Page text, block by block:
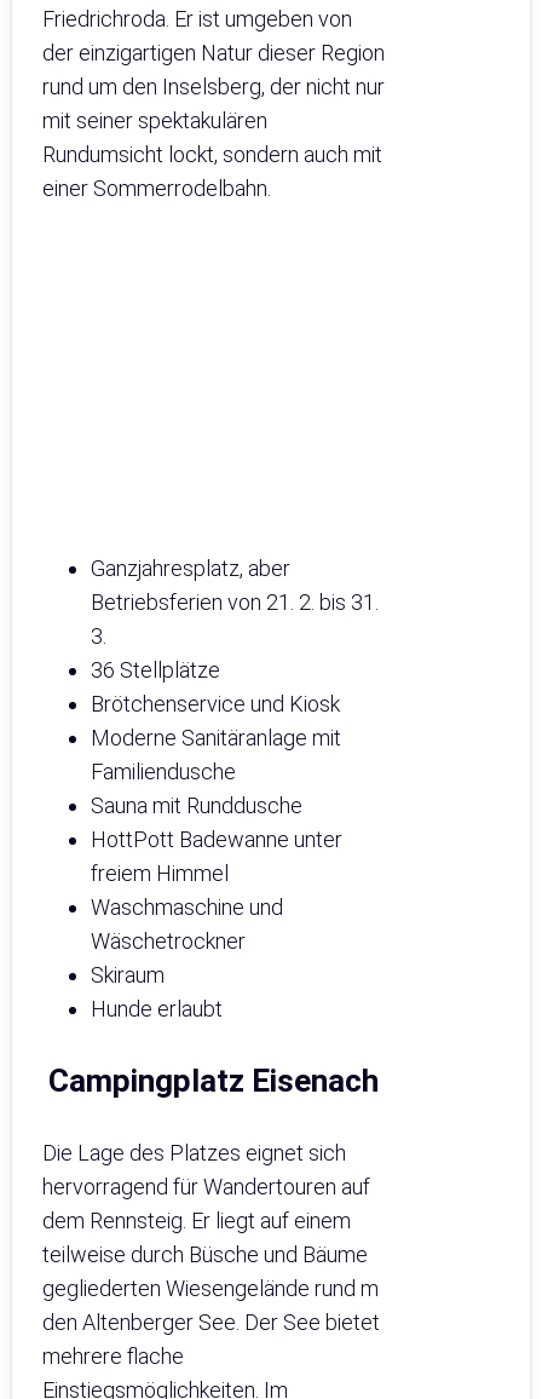
Friedrichroda. Er ist umgeben von
der einzigartigen Natur dieser Region
rund um den Inselsberg, der nicht nur
mit seiner spektakulären
Rundumsicht lockt, sondern auch mit
einer Sommerrodelbahn.
Ganzjahresplatz, aber
Betriebsferien von 21. 2. bis 31.
3.
36 Stellplätze
Brötchenservice und Kiosk
Moderne Sanitäranlage mit
Familiendusche
Sauna mit Runddusche
HottPott Badewanne unter
freiem Himmel
Waschmaschine und
Wäschetrockner
Skiraum
Hunde erlaubt
Campingplatz Eisenach
Die Lage des Platzes eignet sich
hervorragend für Wandertouren auf
dem Rennsteig. Er liegt auf einem
teilweise durch Büsche und Bäume
gegliederten Wiesengelände rund m
den Altenberger See. Der See bietet
mehrere flache
Einstiegsmöglichkeiten. Im